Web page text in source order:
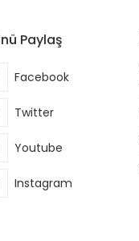
Paylaş
Facebook
Twitter
Youtube
Instagram